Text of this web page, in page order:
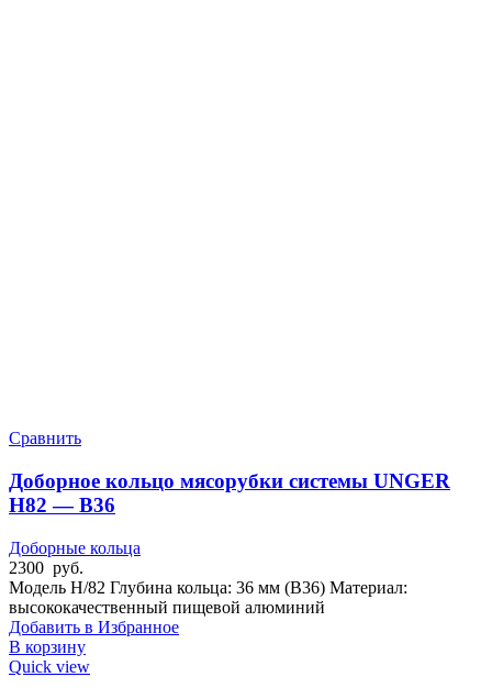
Сравнить
Доборное кольцо мясорубки системы UNGER
H82 — B36
Доборные кольца
2300 руб.
Модель H/82 Глубина кольца: 36 мм (B36) Материал:
высококачественный пищевой алюминий
Добавить в Избранное
В корзину
Quick view